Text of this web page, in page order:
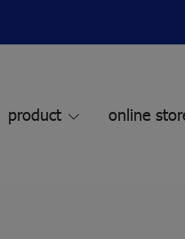
product online